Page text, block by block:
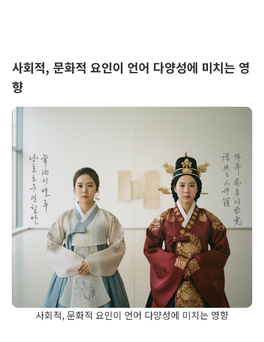
사회적, 문화적 요인이 언어 다양성에 미치는 영
향
사회적, 문화적 요인이 언어 다양성에 미치는 영향